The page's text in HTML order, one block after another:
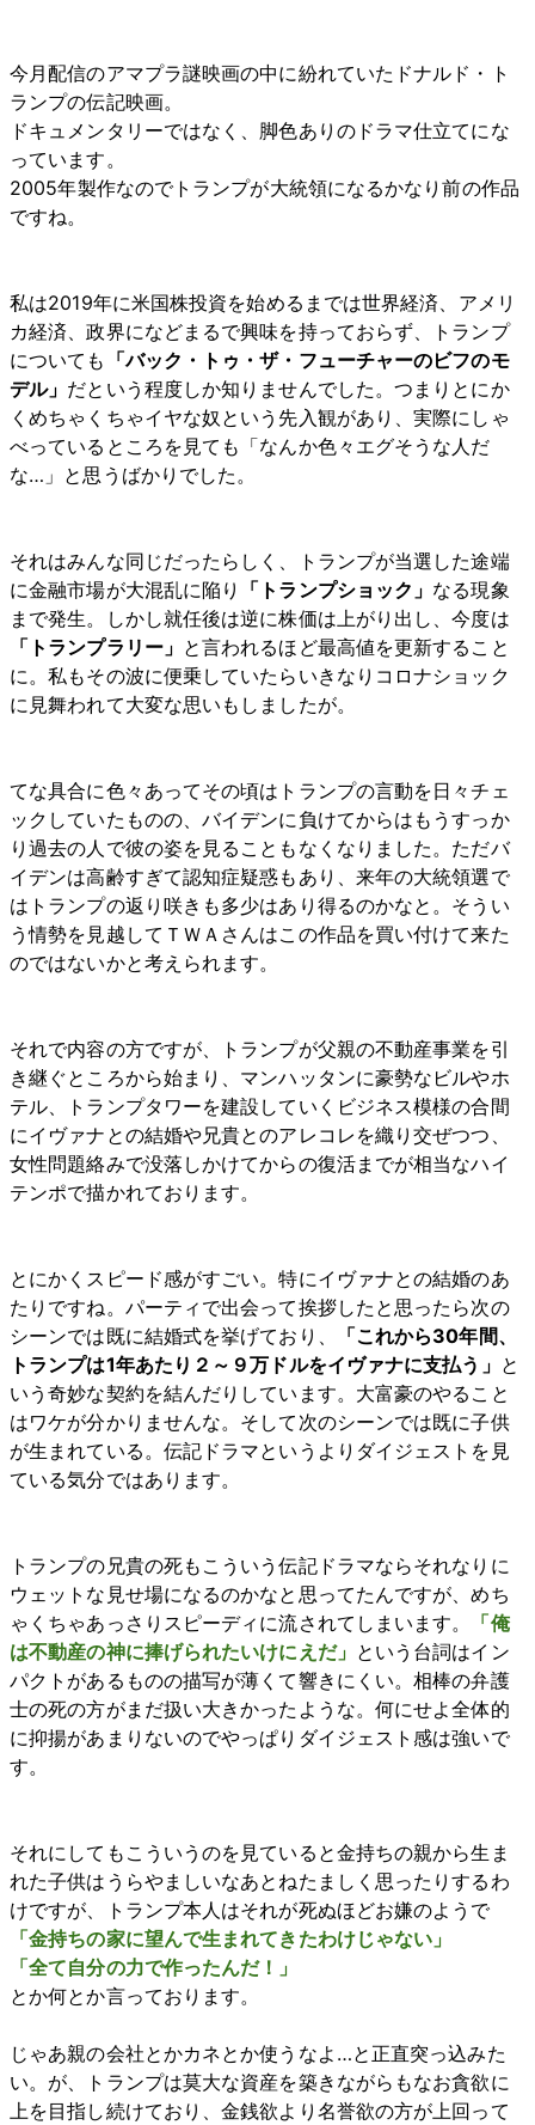
今月配信のアマプラ謎映画の中に紛れていたドナルド・ト
ランプの伝記映画。
ドキュメンタリーではなく、脚色ありのドラマ仕立てにな
っています。
2005年製作なのでトランプが大統領になるかなり前の作品
ですね。
私は2019年に米国株投資を始めるまでは世界経済、アメリ
カ経済、政界になどまるで興味を持っておらず、トランプ
についても 「バック・トゥ・ザ・フューチャーのビフのモ
デル」 だという程度しか知りませんでした。つまりとにか
くめちゃくちゃイヤな奴という先入観があり、実際にしゃ
べっているところを見ても「なんか色々エグそうな人だ
な…」と思うばかりでした。
それはみんな同じだったらしく、トランプが当選した途端
に金融市場が大混乱に陥り
「トランプショック」 なる現象
まで発生。しかし就任後は逆に株価は上がり出し、今度は
「トランプラリー」 と言われるほど最高値を更新すること
に。私もその波に便乗していたらいきなりコロナショック
に見舞われて大変な思いもしましたが。
てな具合に色々あってその頃はトランプの言動を日々チェ
ックしていたものの、バイデンに負けてからはもうすっか
り過去の人で彼の姿を見ることもなくなりました。ただバ
イデンは高齢すぎて認知症疑惑もあり、来年の大統領選で
はトランプの返り咲きも多少はあり得るのかなと。そうい
う情勢を見越してＴＷＡさんはこの作品を買い付けて来た
のではないかと考えられます。
それで内容の方ですが、トランプが父親の不動産事業を引
き継ぐところから始まり、マンハッタンに豪勢なビルやホ
テル、トランプタワーを建設していくビジネス模様の合間
にイヴァナとの結婚や兄貴とのアレコレを織り交ぜつつ、
女性問題絡みで没落しかけてからの復活までが相当なハイ
テンポで描かれております。
とにかくスピード感がすごい。特にイヴァナとの結婚のあ
たりですね。パーティで出会って挨拶したと思ったら次の
シーンでは既に結婚式を挙げており、
「これから30年間、
トランプは1年あたり２～９万ドルをイヴァナに支払う」 と
いう奇妙な契約を結んだりしています。大富豪のやること
はワケが分かりませんな。そして次のシーンでは既に子供
が生まれている。伝記ドラマというよりダイジェストを見
ている気分ではあります。
トランプの兄貴の死もこういう伝記ドラマならそれなりに
ウェットな見せ場になるのかなと思ってたんですが、めち
ゃくちゃあっさりスピーディに流されてしまいます。
「俺
は不動産の神に捧げられたいけにえだ」 という台詞はイン
パクトがあるものの描写が薄くて響きにくい。相棒の弁護
士の死の方がまだ扱い大きかったような。何にせよ全体的
に抑揚があまりないのでやっぱりダイジェスト感は強いで
す。
それにしてもこういうのを見ていると金持ちの親から生ま
れた子供はうらやましいなあとねたましく思ったりするわ
けですが、トランプ本人はそれが死ぬほどお嫌のようで
「金持ちの家に望んで生まれてきたわけじゃない」
「全て自分の力で作ったんだ！」
とか何とか言っております。
じゃあ親の会社とかカネとか使うなよ…と正直突っ込みた
い。が、トランプは莫大な資産を築きながらもなお貪欲に
上を目指し続けており、金銭欲より名誉欲の方が上回って